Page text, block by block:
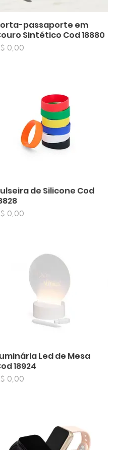
Visualização rápida
passaporte em
Sintético Cod 18880
0,00
Visualização rápida
de Silicone Cod
0,00
Visualização rápida
Led de Mesa
18924
0,00